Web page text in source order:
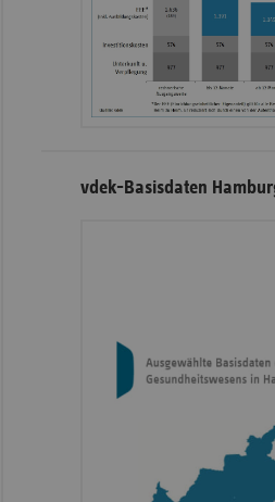
vdek-Basisdaten